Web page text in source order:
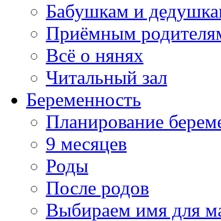
Бабушкам и
Приёмным
Всё о нянях
Читальный зал
Беременность
Планирование
9 месяцев
Роды
После родов
Выбираем имя для